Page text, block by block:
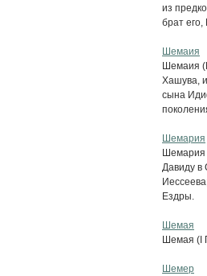
из
брат его,
Шемаия
Шемаия
Хашува,
сына
Шемария
Шемария
Давиду в
Ездры.
Шемая
Шемая (I
Шемер